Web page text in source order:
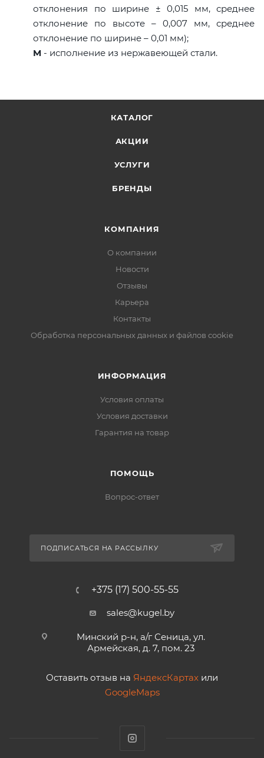
отклонения по ширине ± 0,015 мм, среднее
отклонение по высоте – 0,007 мм, среднее
отклонение по ширине – 0,01 мм);
M - исполнение из нержавеющей стали.
КАТАЛОГ
АКЦИИ
УСЛУГИ
БРЕНДЫ
КОМПАНИЯ
О компании
Новости
Отзывы
Карьера
Контакты
Обработка персональных данных и файлов cookie
ИНФОРМАЦИЯ
Условия оплаты
Условия доставки
Гарантия на товар
ПОМОЩЬ
Вопрос-ответ
ПОДПИСАТЬСЯ НА РАССЫЛКУ
+375 (17) 500-55-55
sales@kugel.by
Минский р-н, а/г Сеница, ул.
Армейская, д. 7, пом. 23
Оставить отзыв на ЯндексКартах или
GoogleMaps